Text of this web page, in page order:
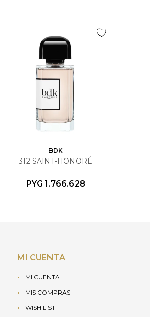
BDK
312 SAINT-HONORÉ
PYG 1.766.628
MI CUENTA
MI CUENTA
MIS COMPRAS
WISH LIST